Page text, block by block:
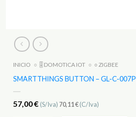
INICIO ○ 🎚️ DOMOTICA IOT ○ ○ ZIGBEE
SMARTTHINGS BUTTON – GL-C-007P
57,00€ (S/Iva) 70,11€(C/Iva)